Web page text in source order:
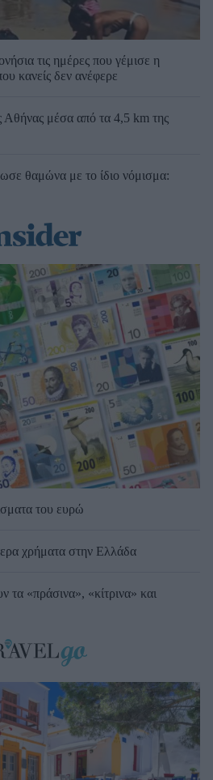
τις ημέρες που γέμισε η
κανείς δεν ανέφερε
Αθήνας μέσα από τα 4,5 km της
θαμώνα με το ίδιο νόμισμα:
του ευρώ
χρήματα στην Ελλάδα
τα «πράσινα», «κίτρινα» και